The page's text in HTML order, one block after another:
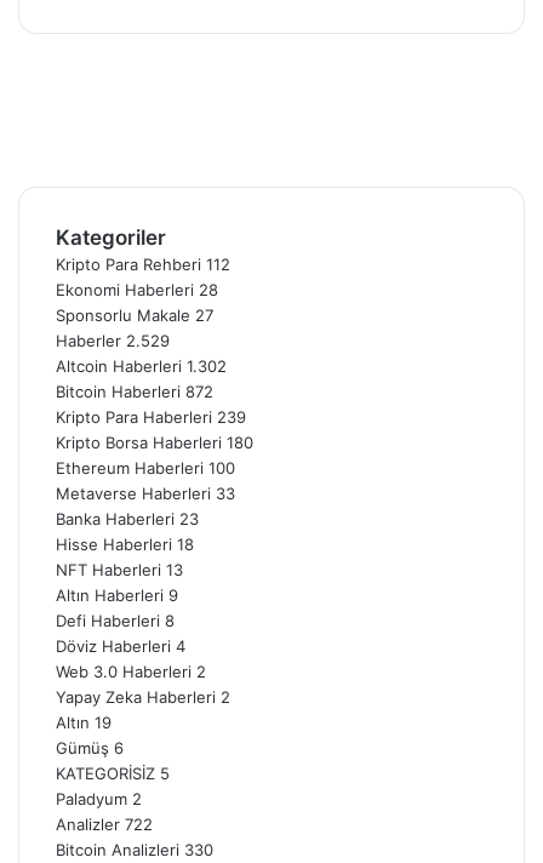
Kategoriler
Kripto Para Rehberi 112
Ekonomi Haberleri 28
Sponsorlu Makale 27
Haberler 2.529
Altcoin Haberleri 1.302
Bitcoin Haberleri 872
Kripto Para Haberleri 239
Kripto Borsa Haberleri 180
Ethereum Haberleri 100
Metaverse Haberleri 33
Banka Haberleri 23
Hisse Haberleri 18
NFT Haberleri 13
Altın Haberleri 9
Defi Haberleri 8
Döviz Haberleri 4
Web 3.0 Haberleri 2
Yapay Zeka Haberleri 2
Altın 19
Gümüş 6
KATEGORİSİZ 5
Paladyum 2
Analizler 722
Bitcoin Analizleri 330